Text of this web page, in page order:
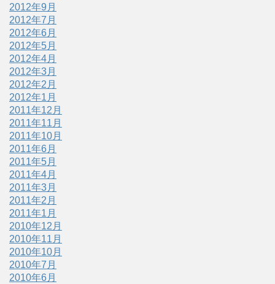
2012年9月
2012年7月
2012年6月
2012年5月
2012年4月
2012年3月
2012年2月
2012年1月
2011年12月
2011年11月
2011年10月
2011年6月
2011年5月
2011年4月
2011年3月
2011年2月
2011年1月
2010年12月
2010年11月
2010年10月
2010年7月
2010年6月